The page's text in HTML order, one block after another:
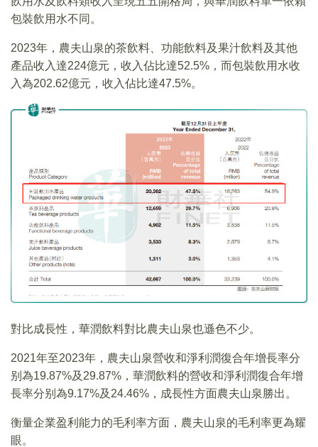
包裝飲用水不同。
2023年，農夫山泉的茶飲料、功能飲料及果汁飲料及其他
產品收入達224億元，收入佔比達52.5%，而包裝飲用水收
入為202.62億元，收入佔比達47.5%。
對比成長性，華潤飲料對比農夫山泉也遜色不少。
2021年至2023年，農夫山泉營收和淨利潤復合年增長率分
别為19.87%及29.87%，華潤飲料的營收和淨利潤復合年增
長率分别為9.17%及24.46%，成長性方面農夫山泉勝出。
衡量企業盈利能力的毛利率方面，農夫山泉的毛利率更為耀
眼。